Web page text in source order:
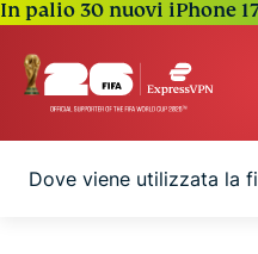
In palio 30 nuovi iPhone
Dove viene utilizzata la